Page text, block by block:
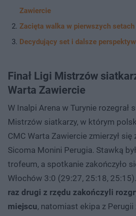
Zawiercie
Zacięta walka w pierwszych setach
Decydujący set i dalsze
Finał Ligi Mistrzów
Warta Zawiercie
W Inalpi Arena w Turynie rozegrał
Mistrzów siatkarzy, w którym
CMC Warta Zawiercie zmierzył się
Sicoma Monini Perugia. Stawką
trofeum, a spotkanie zakończyło
Włochów 3:0 (29:27, 25:18, 25:15).
raz drugi z rzędu zakończyli
miejscu, natomiast ekipa z Perugii